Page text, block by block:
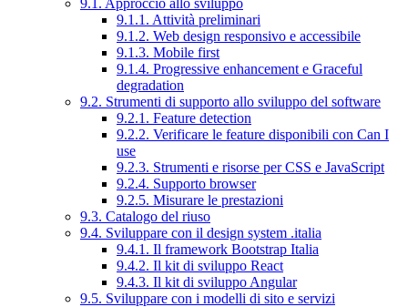
9.1. Approccio allo sviluppo
9.1.1. Attività preliminari
9.1.2. Web design responsivo e accessibile
9.1.3. Mobile first
9.1.4. Progressive enhancement e Graceful
degradation
9.2. Strumenti di supporto allo sviluppo del software
9.2.1. Feature detection
9.2.2. Verificare le feature disponibili con Can I
use
9.2.3. Strumenti e risorse per CSS e JavaScript
9.2.4. Supporto browser
9.2.5. Misurare le prestazioni
9.3. Catalogo del riuso
9.4. Sviluppare con il design system .italia
9.4.1. Il framework Bootstrap Italia
9.4.2. Il kit di sviluppo React
9.4.3. Il kit di sviluppo Angular
9.5. Sviluppare con i modelli di sito e servizi